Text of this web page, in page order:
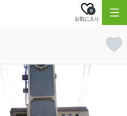
お気に入り
0